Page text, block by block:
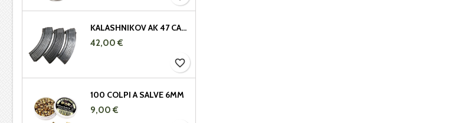
KALASHNIKOV AK 47 CARICATORE METALLICO 7,62X39 DA 29 COLPI
42,00 €
favorite_border
100 COLPI A SALVE 6MM
9,00 €